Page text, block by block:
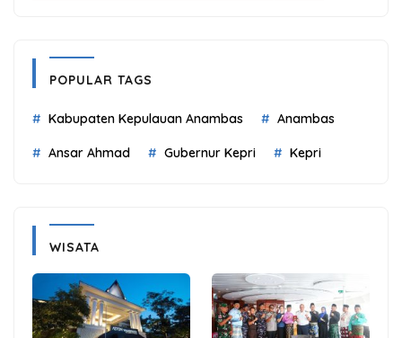
POPULAR TAGS
Kabupaten Kepulauan Anambas Anambas
Ansar Ahmad Gubernur Kepri Kepri
WISATA